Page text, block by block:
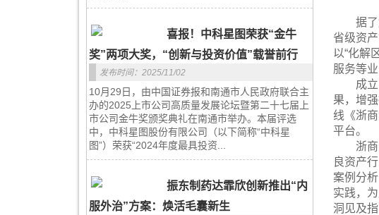
喜报！中科星图荣获“金牛
奖”两项大奖，“创新与投资价值”载誉前行
发布时间：2025/11/02
10月29日，由中国证券报和南通市人民政府联合主
办的2025上市公司高质量发展论坛暨第二十七届上
市公司金牛奖颁奖典礼在南通市举办。本届评选
中，中科星图股份有限公司（以下简称“中科星
图”）荣获“2024年度最具投资...
振东制药达霏欣创新推出“内
服外治”方案：焕活毛囊新生
据
省级资
以“化解
服务等
成
果，增
线《浙
平台。
浙
良资产
案例分
实践，
洞见及指